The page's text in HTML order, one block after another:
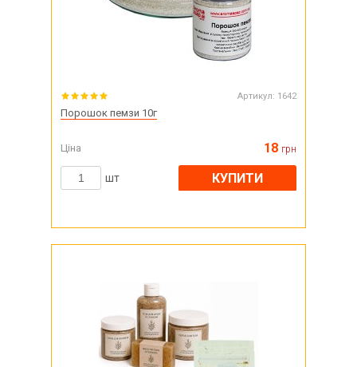
Артикул: 1642
Порошок пемзи 10г
Ціна 18 грн
шт КУПИТИ